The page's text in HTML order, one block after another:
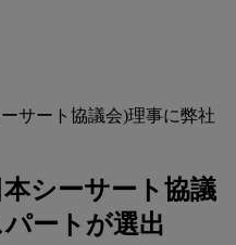
サート協議会)理事に弊社
シーサート協議
ートが選出